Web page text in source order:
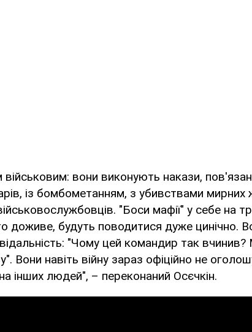
вони виконують накази,
із бомбометанням, з убивствами мирних
"Боси мафії" у себе на
доживе, будуть поводитися дуже цинічно.
"Чому цей командир так
Вони навіть війну зараз офіційно не
інших людей", – переконаний Осєчкін.